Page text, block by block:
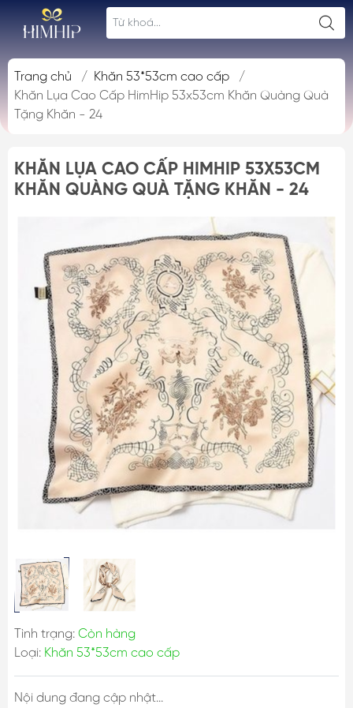
Trang chủ / Khăn 53*53cm cao cấp
/
Khăn Lụa Cao Cấp HimHip 53x53cm Khăn Quàng Quà
Tặng Khăn - 24
KHĂN LỤA CAO CẤP HIMHIP 53X53CM
KHĂN QUÀNG QUÀ TẶNG KHĂN - 24
Tình trạng: Còn hàng
Loại: Khăn 53*53cm cao cấp
Nội dung đang cập nhật...